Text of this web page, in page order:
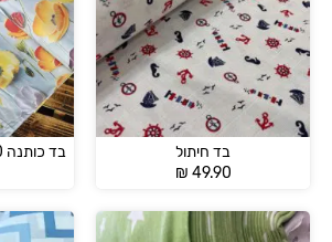
בד חיתול
₪ 49.90